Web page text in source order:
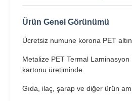
Ürün Genel Görünümü
Ücretsiz numune korona PET
Metalize PET Termal
kartonu üretiminde.
Gıda, ilaç, şarap ve diğer ürün